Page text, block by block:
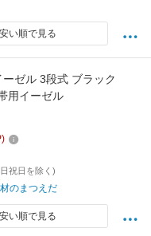
い順で見る
ゼル 3段式 ブラック
用イーゼル
祝日を除く)
のまつえだ
い順で見る